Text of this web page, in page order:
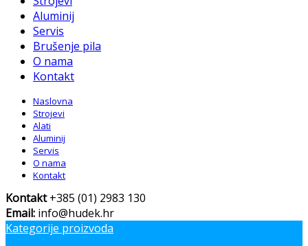
Aluminij
Servis
Brušenje pila
O nama
Kontakt
Naslovna
Strojevi
Alati
Aluminij
Servis
O nama
Kontakt
Kontakt+385 (01) 2983 130
Email: info@hudek.hr
Kategorije proizvoda